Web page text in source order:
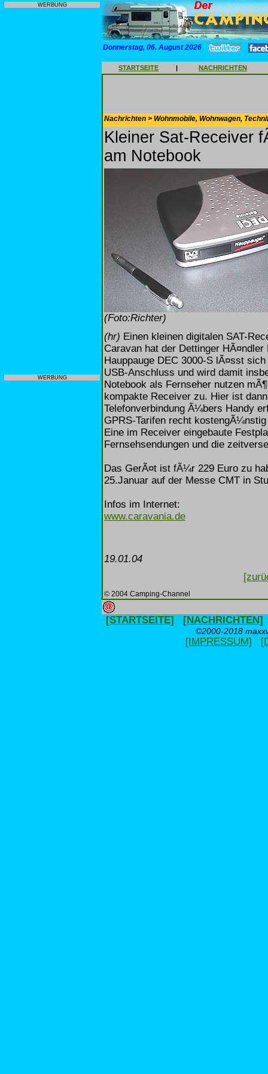
WERBUNG
WERBUNG
Donnerstag, 06. August 2026
STARTSEITE | NACHRICHTEN
Nachrichten > Wohnmobile, Wohnwagen,
Kleiner Sat-Receiver
am Notebook
(Foto:Richter)
(hr) Einen kleinen digitalen SAT-
Caravan hat der Dettinger
Hauppauge DEC 3000-S lÃ¤sst
USB-Anschluss und wird damit
Notebook als Fernseher nutzen
kompakte Receiver zu. Hier ist
Telefonverbindung Ã¼bers Handy
GPRS-Tarifen recht
Eine im Receiver eingebaute
Fernsehsendungen und die
Das GerÃ¤t ist fÃ¼r 229 Euro zu
25.Januar auf der Messe CMT in
Infos im Internet:
www.caravania.de
19.01.04
© 2004 Camping-Channel
[STARTSEITE] [NACHRICHTEN]
©2000-2018
[IMPRESSUM]